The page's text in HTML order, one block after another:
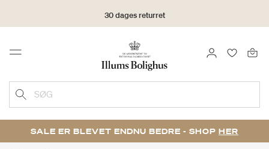
30 dages returret
Menu LOG IND
SØG
SALE ER BLEVET ENDNU BEDRE - SHOP HER